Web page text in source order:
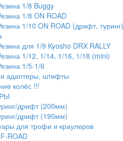
1/8 Buggy
1/8 ON ROAD
1/10 ON ROAD (дрифт, туринг)
для 1/9 Kyosho DRX RALLY
1/12, 1/14, 1/16, 1/18 (mini)
1/5-1/6
адаптеры, штифты
колёс !!!
дрифт (200мм)
дрифт (190мм)
для трофи и краулеров
ROAD